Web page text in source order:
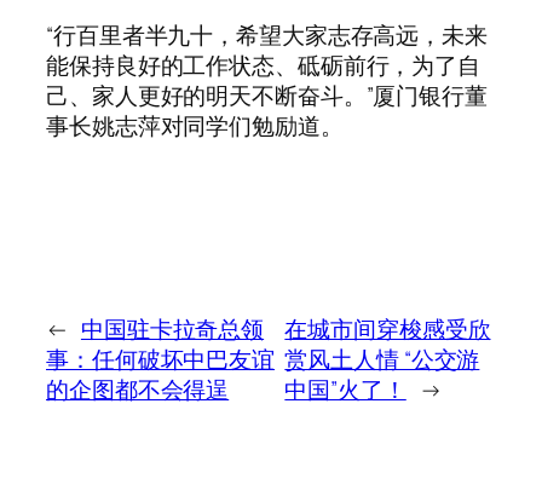
“行百里者半九十，希望大家志存高远，未来
能保持良好的工作状态、砥砺前行，为了自
己、家人更好的明天不断奋斗。”厦门银行董
事长姚志萍对同学们勉励道。
← 中国驻卡拉奇总领
事：任何破坏中巴友谊
的企图都不会得逞
在城市间穿梭感受欣
赏风土人情 “公交游
中国”火了！
→